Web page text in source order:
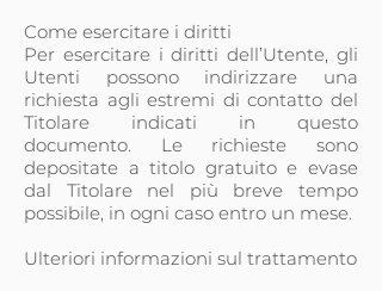
Come esercitare i diritti
Per esercitare i diritti dell’Utente, gli
Utenti possono indirizzare una
richiesta agli estremi di contatto del
Titolare indicati in questo
documento. Le richieste sono
depositate a titolo gratuito e evase
dal Titolare nel più breve tempo
possibile, in ogni caso entro un mese.
Ulteriori informazioni sul trattamento